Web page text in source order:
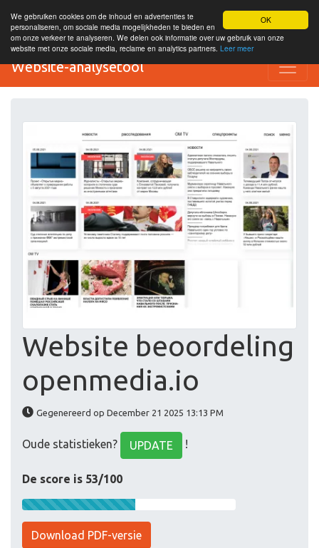
OK
We gebruiken cookies om de inhoud en advertenties te
personaliseren, om sociale media mogelijkheden te bieden en
om onze verkeer te analyseren. We delen ook informatie over uw gebruik van onze
website met onze sociale media, reclame en analytics partners. Leer meer
Website-analysetool
Website beoordeling
openmedia.io
Gegenereerd op December 21 2025 13:13 PM
Oude statistieken? UPDATE !
De score is 53/100
Download PDF-versie